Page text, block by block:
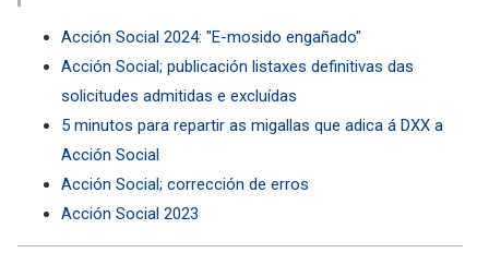
Acción Social 2024: "E-mosido engañado"
Acción Social; publicación listaxes definitivas das
solicitudes admitidas e excluídas
5 minutos para repartir as migallas que adica á DXX a
Acción Social
Acción Social; corrección de erros
Acción Social 2023